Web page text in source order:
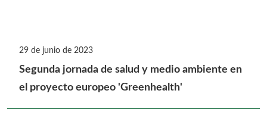
29 de junio de 2023
Segunda jornada de salud y medio ambiente en
el proyecto europeo 'Greenhealth'